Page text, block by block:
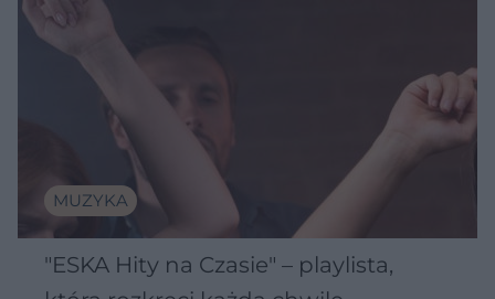
MUZYKA
"ESKA Hity na Czasie" – playlista,